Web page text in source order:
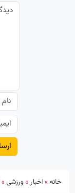
خانه»اخبار»ورزشی»